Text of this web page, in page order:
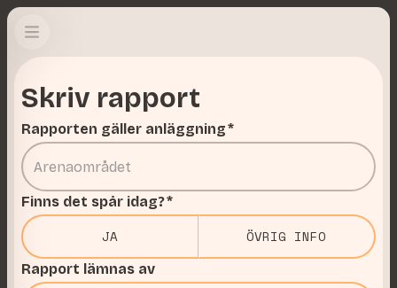
Skriv rapport
Rapporten gäller anläggning*
Finns det spår idag?*
JA ÖVRIG INFO
Rapport lämnas av